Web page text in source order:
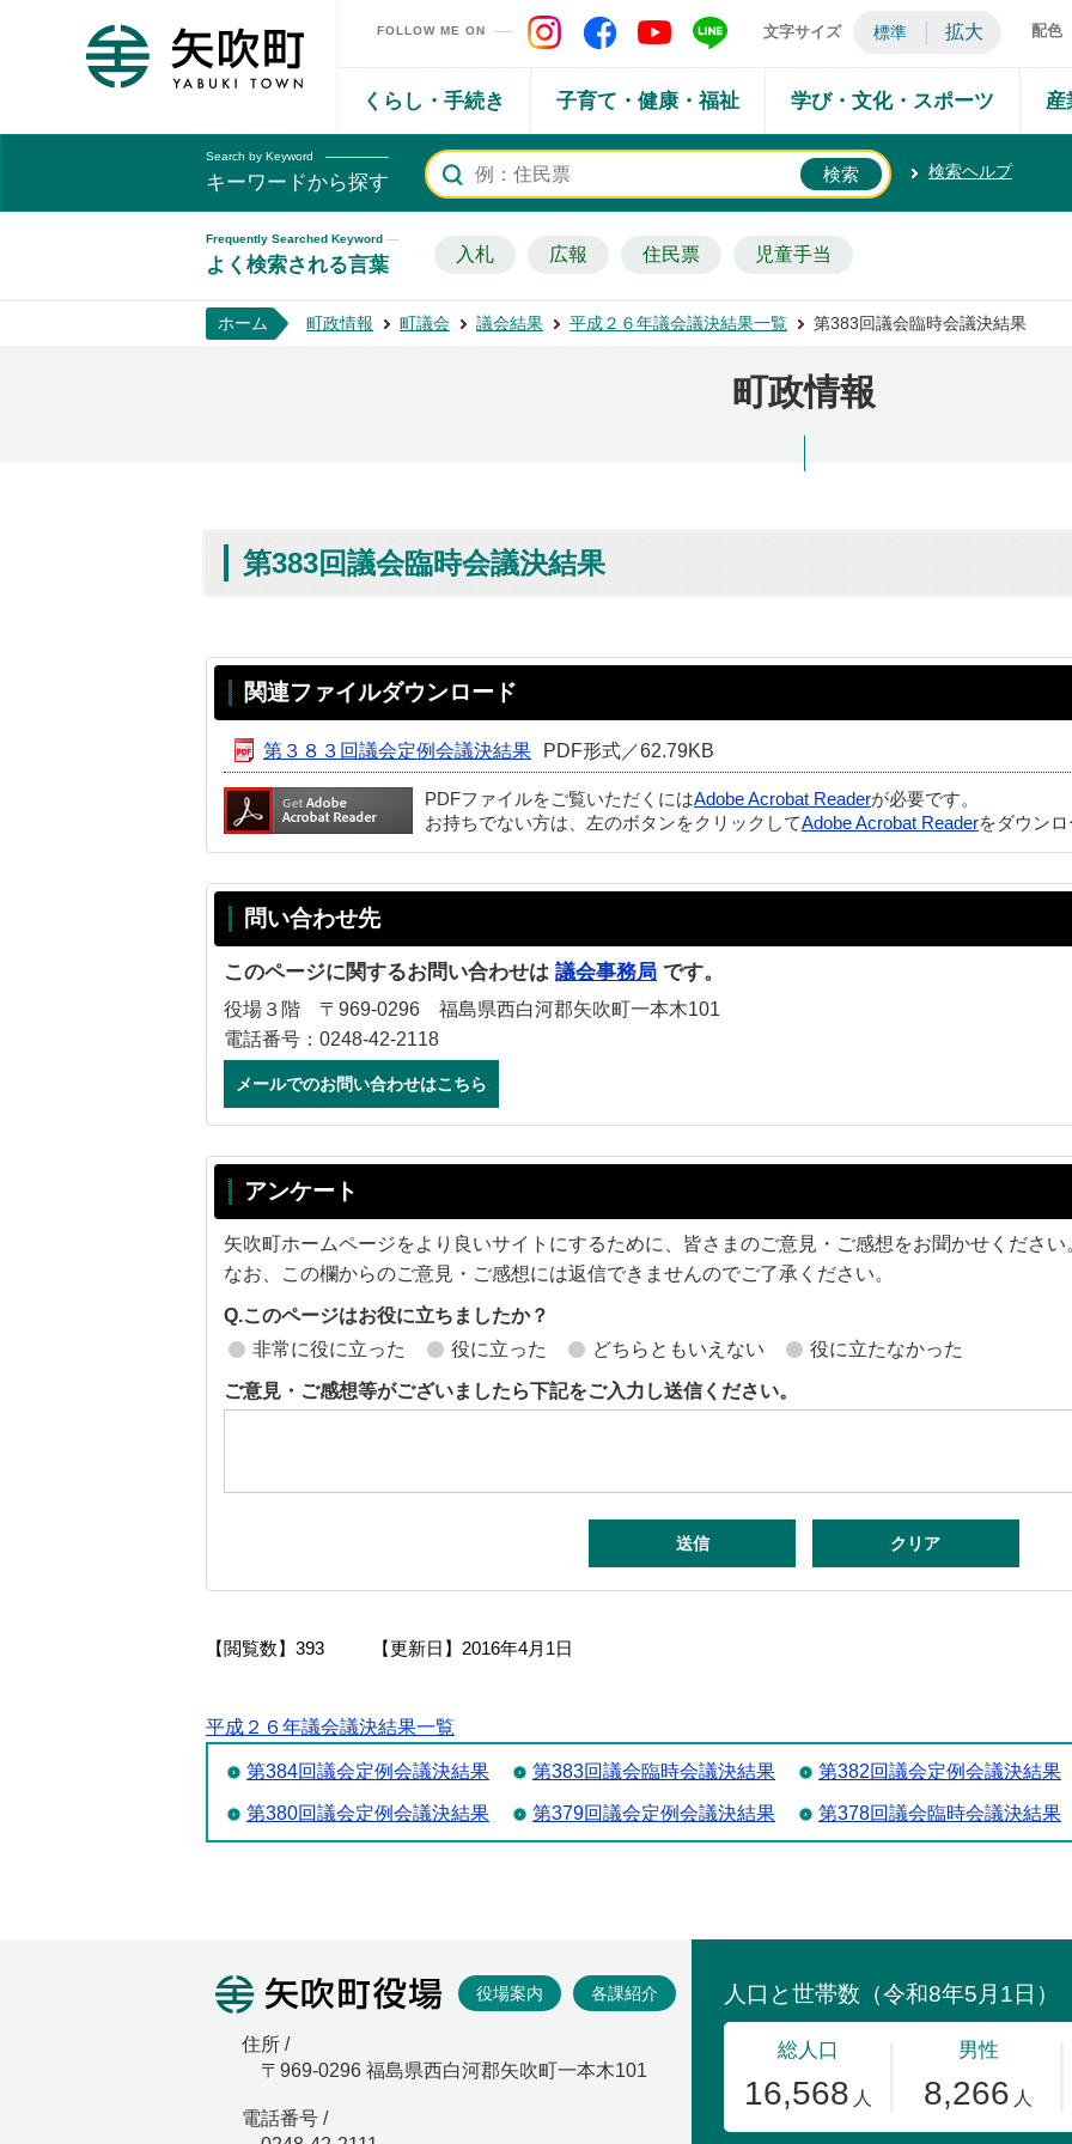
矢吹町ホームページ
FOLLOW ME ON 矢吹町 Instagram
矢吹町 Facebook
矢吹町 YouTube
矢吹町 LINE
文字サイズ 標準 拡大 配色
くらし・手続き 子育て・健康・福祉 学び・文化・スポーツ 産
Search by Keyword
キーワードから探す 検索ヘルプ
Frequently Searched Keyword
よく検索される言葉 入札 広報 住民票 児童手当
ホーム 町政情報 町議会 議会結果 平成２６年議会議決結果一覧 第383回議会臨時会議決結果
町政情報
第383回議会臨時会議決結果
関連ファイルダウンロード
第３８３回議会定例会議決結果 PDF形式／62.79KB
PDFファイルをご覧いただくにはAdobe Acrobat Readerが必要です。
お持ちでない方は、左のボタンをクリックしてAdobe Acrobat Readerをダウン
問い合わせ先
このページに関するお問い合わせは 議会事務局 です。
役場３階 〒969-0296 福島県西白河郡矢吹町一本木101
電話番号：0248-42-2118
メールでのお問い合わせはこちら
アンケート
矢吹町ホームページをより良いサイトにするために、皆さまのご意見・ご感想をお聞かせください
なお、この欄からのご意見・ご感想には返信できませんのでご了承ください。
Q.このページはお役に立ちましたか？
非常に役に立った
役に立った どちらともいえない 役に立たなかった
ご意見・ご感想等がございましたら下記をご入力し送信ください。
【閲覧数】 393 【更新日】 2016年4月1日
平成２６年議会議決結果一覧
第384回議会定例会議決結果 第383回議会臨時会議決結果 第382回議会定例会議決結果
第380回議会定例会議決結果 第379回議会定例会議決結果 第378回議会臨時会議決結果
矢吹町役場
役場案内 各課紹介
住所 /
〒969-0296 福島県西白河郡矢吹町一本木101
電話番号 /